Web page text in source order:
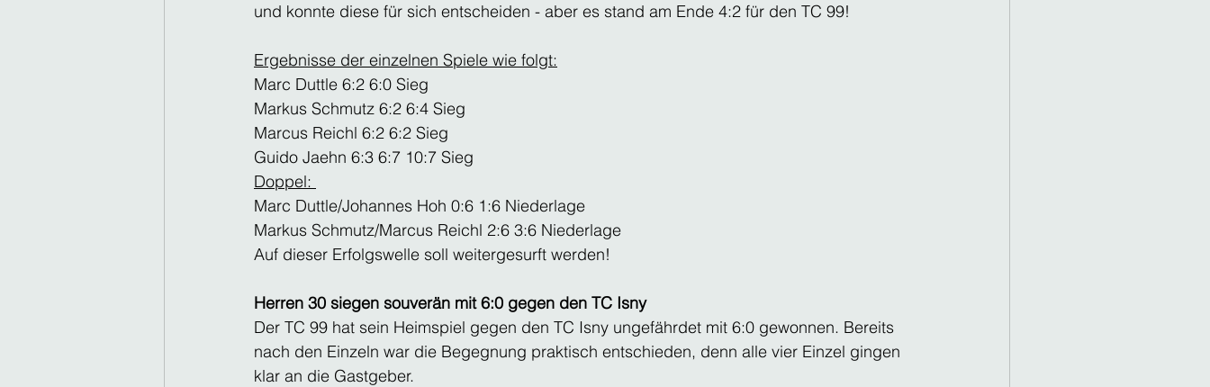
und konnte diese für sich entscheiden - aber es stand am Ende 4:2 für den TC 99!
Ergebnisse der einzelnen Spiele wie folgt:
Marc Duttle 6:2 6:0 Sieg
Markus Schmutz 6:2 6:4 Sieg
Marcus Reichl 6:2 6:2 Sieg
Guido Jaehn 6:3 6:7 10:7 Sieg
Doppel:
Marc Duttle/Johannes Hoh 0:6 1:6 Niederlage
Markus Schmutz/Marcus Reichl 2:6 3:6 Niederlage
Auf dieser Erfolgswelle soll weitergesurft werden!
Herren 30 siegen souverän mit 6:0 gegen den TC Isny
Der TC 99 hat sein Heimspiel gegen den TC Isny ungefährdet mit 6:0 gewonnen. Bereits
nach den Einzeln war die Begegnung praktisch entschieden, denn alle vier Einzel gingen
klar an die Gastgeber.